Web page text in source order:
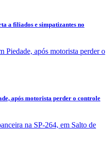
a filiados e simpatizantes no
após motorista perder o controle